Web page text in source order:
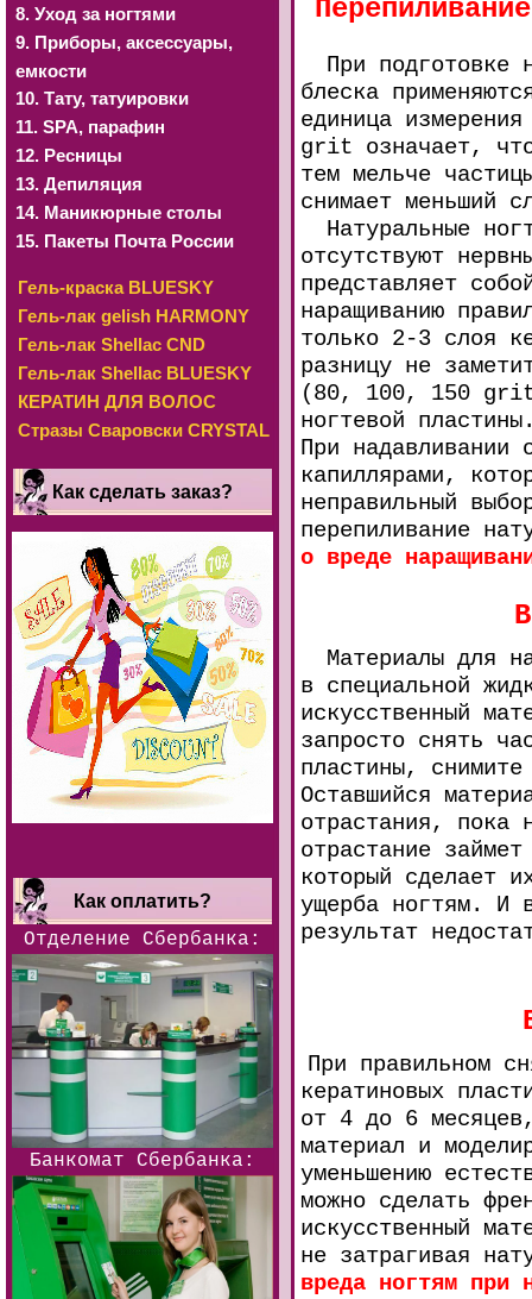
8. Уход за ногтями
9. Приборы, аксессуары,
емкости
10. Тату, татуировки
11. SРА, парафин
12. Ресницы
13. Депиляция
14. Маникюрные столы
15. Пакеты Почта России
Гель-краска BLUESKY
Гель-лак gelish HARMONY
Гель-лак Shellac CND
Гель-лак Shellac BLUESKY
КЕРАТИН ДЛЯ ВОЛОС
Стразы Сваровски CRYSTAL
Как сделать заказ?
Как оплатить?
Отделение Сбербанка:
Банкомат Сбербанка:
При подготовке
блеска
единица
grit означает,
тем мельче
снимает меньший
Натуральные
отсутствуют
представляет
наращиванию
только 2-3 слоя
разницу не
(80, 100, 150 grit)
ногтевой
При надавливании
капиллярами,
неправильный
перепиливание
о вреде
Материалы для
в специальной
искусственный
запросто снять
пластины,
Оставшийся
отрастания, пока
отрастание
который сделает
ущерба ногтям. И
результат
При правильном
кератиновых
от 4 до 6
материал и
уменьшению
можно сделать
искусственный
не затрагивая
вреда ногтям при